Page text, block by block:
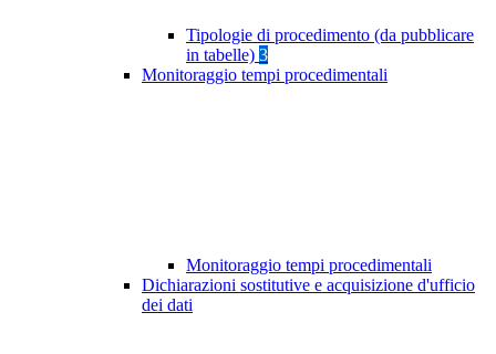
Tipologie di procedimento (da pubblicare
in tabelle) 3
Monitoraggio tempi procedimentali
Monitoraggio tempi procedimentali
Dichiarazioni sostitutive e acquisizione d'ufficio
dei dati